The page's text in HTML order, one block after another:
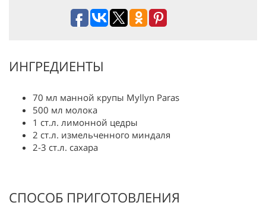
ИНГРЕДИЕНТЫ
70 мл манной крупы Myllyn Paras
500 мл молока
1 ст.л. лимонной цедры
2 ст.л. измельченного миндаля
2-3 ст.л. сахара
СПОСОБ ПРИГОТОВЛЕНИЯ